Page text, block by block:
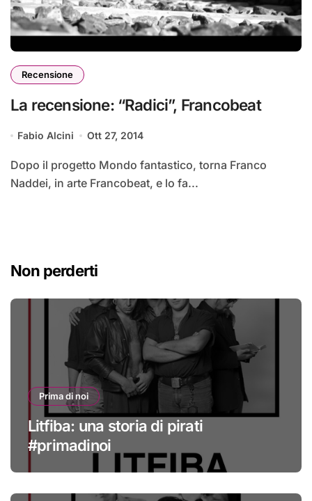
Recensione
La recensione: “Radici”, Francobeat
Fabio Alcini Ott 27, 2014
Dopo il progetto Mondo fantastico, torna Franco
Naddei, in arte Francobeat, e lo fa...
Non perderti
Prima di noi
Litfiba: una storia di pirati
#primadinoi